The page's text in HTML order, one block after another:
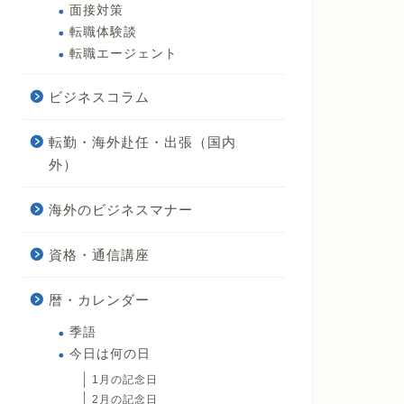
面接対策
転職体験談
転職エージェント
ビジネスコラム
転勤・海外赴任・出張（国内
外）
海外のビジネスマナー
資格・通信講座
暦・カレンダー
季語
今日は何の日
1月の記念日
2月の記念日